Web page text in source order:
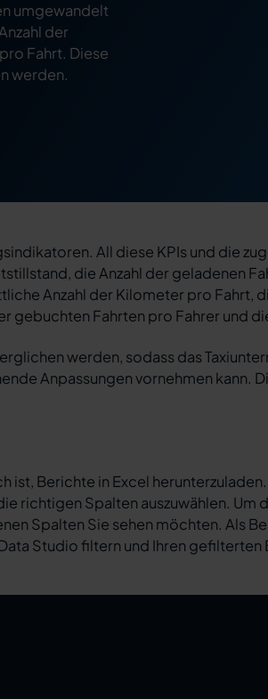
umgewandelt
der
Fahrt. Diese
werden.
All diese KPIs und die
die Anzahl der geladenen
Anzahl der Kilometer pro Fahrt,
gebuchten Fahrten pro Fahrer und
werden, sodass das
Anpassungen vornehmen kann.
ist, Berichte in Excel
richtigen Spalten auszuwählen.
Spalten Sie sehen möchten. Als
Studio filtern und Ihren